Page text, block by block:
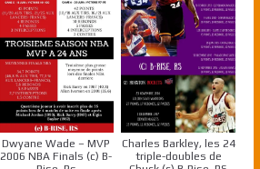
Dwyane Wade – MVP
2006 NBA Finals (c) B-
Charles Barkley, les 24
triple-doubles de